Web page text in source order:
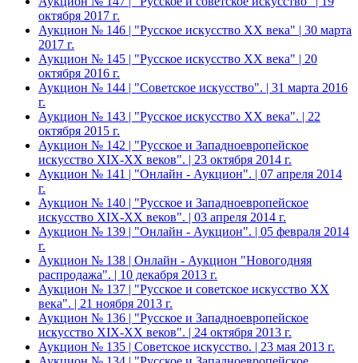
октября 2017 г.
Аукцион № 146 | "Русское искусство ХХ века" | 30 марта
2017 г.
Аукцион № 145 | "Русское искусство ХХ века" | 20
октября 2016 г.
Аукцион № 144 | "Советское искусство". | 31 марта 2016
г.
Аукцион № 143 | "Русское искусство ХХ века". | 22
октября 2015 г.
Аукцион № 142 | "Русское и Западноевропейское
искусство XIX-ХХ веков". | 23 октября 2014 г.
Аукцион № 141 | "Онлайн - Аукцион". | 07 апреля 2014
г.
Аукцион № 140 | "Русское и Западноевропейское
искусство XIX-ХХ веков". | 03 апреля 2014 г.
Аукцион № 139 | "Онлайн - Аукцион". | 05 февраля 2014
г.
Аукцион № 138 | Онлайн - Аукцион "Новогодняя
распродажа". | 10 декабря 2013 г.
Аукцион № 137 | "Русское и советское искусство ХХ
века". | 21 ноября 2013 г.
Аукцион № 136 | "Русское и Западноевропейское
искусство XIX-ХХ веков". | 24 октября 2013 г.
Аукцион № 135 | Советское искусство. | 23 мая 2013 г.